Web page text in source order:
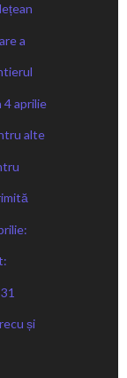
a
4 aprilie
alte
și